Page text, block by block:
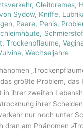
, Gleitcremes,
Sydow, Kniffe,
, Paare, Penis,
,
,Trockenpflaume,
,Wechseljahre
größte Problem, das
in ihrer zweiten
ihrer
nur noch unter
dran am Phänomen